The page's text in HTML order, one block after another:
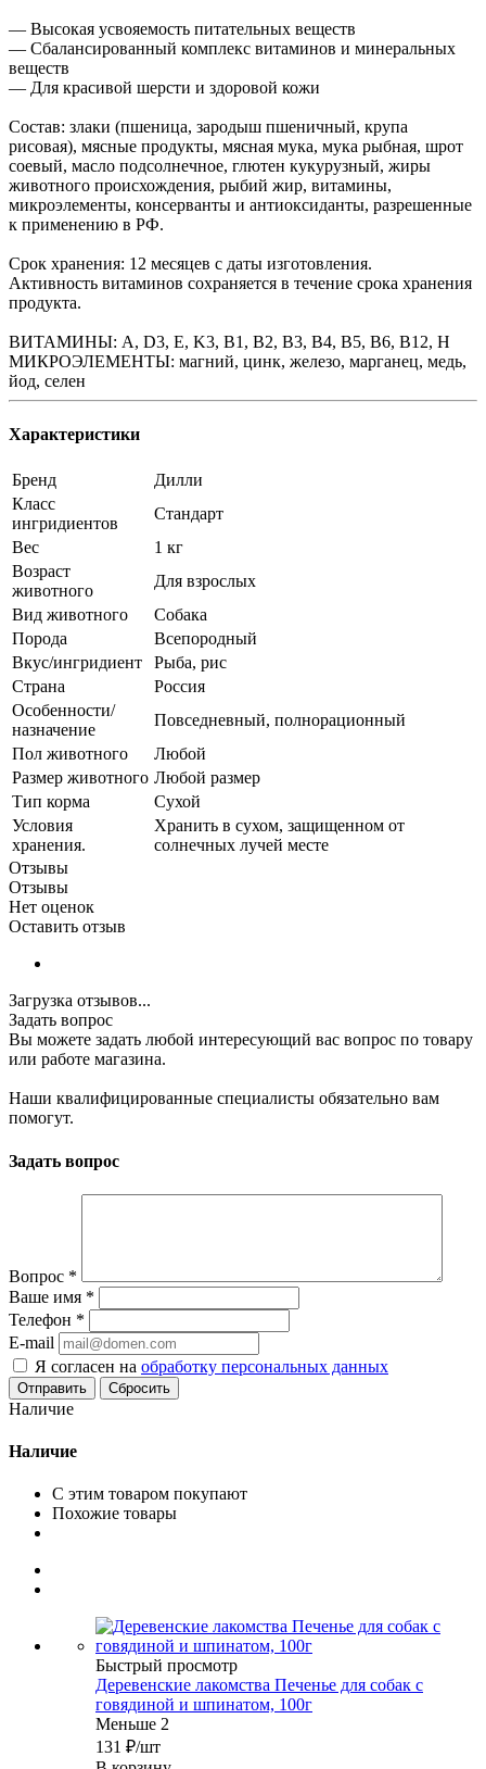
— Высокая усвояемость питательных веществ
— Сбалансированный комплекс витаминов и минеральных
веществ
— Для красивой шерсти и здоровой кожи
Состав: злаки (пшеница, зародыш пшеничный, крупа
рисовая), мясные продукты, мясная мука, мука рыбная, шрот
соевый, масло подсолнечное, глютен кукурузный, жиры
животного происхождения, рыбий жир, витамины,
микроэлементы, консерванты и антиоксиданты, разрешенные
к применению в РФ.
Срок хранения: 12 месяцев с даты изготовления.
Активность витаминов сохраняется в течение срока хранения
продукта.
ВИТАМИНЫ: A, D3, E, K3, B1, B2, B3, B4, B5, B6, B12, H
МИКРОЭЛЕМЕНТЫ: магний, цинк, железо, марганец, медь,
йод, селен
Характеристики
Бренд
Дилли
Класс
ингридиентов
Стандарт
Вес
1 кг
Возраст
животного
Для взрослых
Вид животного
Собака
Порода
Всепородный
Вкус/ингридиент
Рыба, рис
Страна
Россия
Особенности/
назначение
Повседневный, полнорационный
Пол животного
Любой
Размер животного Любой размер
Тип корма
Сухой
Условия
хранения.
Хранить в сухом, защищенном от
солнечных лучей месте
Отзывы
Отзывы
Нет оценок
Оставить отзыв
Загрузка отзывов...
Задать вопрос
Вы можете задать любой интересующий вас вопрос по товару
или работе магазина.
Наши квалифицированные специалисты обязательно вам
помогут.
Задать вопрос
Вопрос *
Ваше имя *
Телефон *
E-mail
Я согласен на обработку персональных данных
Сбросить
Наличие
Наличие
С этим товаром покупают
Похожие товары
Быстрый просмотр
Деревенские лакомства Печенье для собак с
говядиной и шпинатом, 100г
Меньше 2
131 ₽/шт